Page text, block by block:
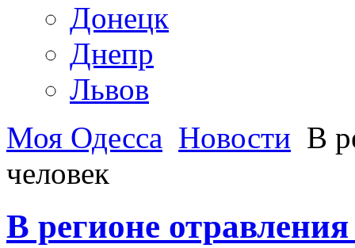
Донецк
Днепр
Львов
Моя Одесса Новости В
человек
В регионе